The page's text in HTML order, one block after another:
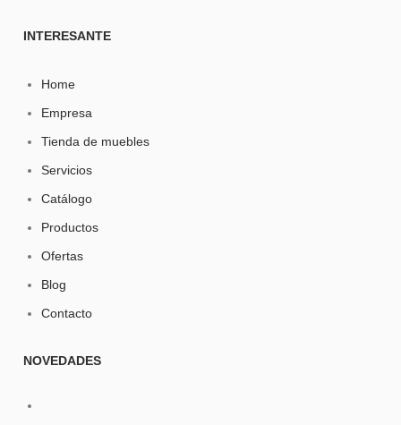
INTERESANTE
Home
Empresa
Tienda de muebles
Servicios
Catálogo
Productos
Ofertas
Blog
Contacto
NOVEDADES